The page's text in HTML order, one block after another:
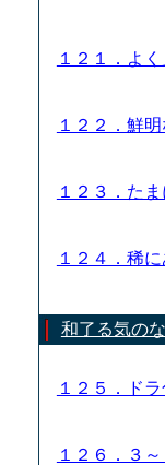
１２１．よ
１２２．鮮
１２３．た
１２４．稀
和了る気の
１２５．ド
１２６．３